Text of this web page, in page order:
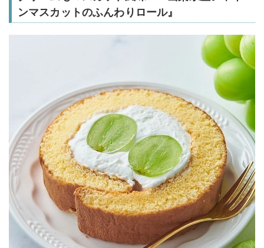
ンマスカットのふんわりロール』